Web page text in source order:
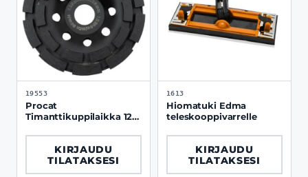
19553
Procat
Timanttikuppilaikka 125
KIRJAUDU
TILATAKSESI
1613
Hiomatuki Edma
teleskooppivarrelle
KIRJAUDU
TILATAKSESI